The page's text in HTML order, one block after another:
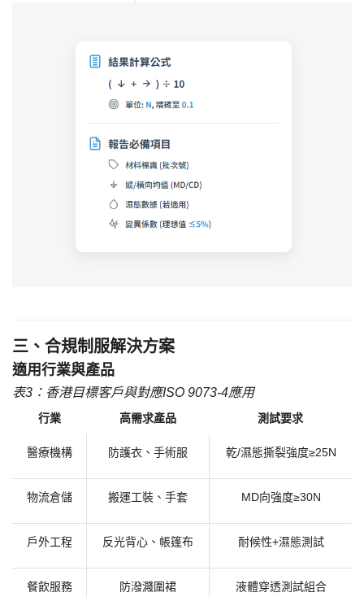
三、合規制服解決方案
​適用行業與產品​
表3：香港目標客戶與對應ISO 9073-4應用
行業 高需求產品 測試要求
醫療機構 防護衣、手術服 乾/濕態撕裂強度≥25N
物流倉儲 搬運工裝、手套 MD向強度≥30N
戶外工程 反光背心、帳篷布 耐候性+濕態測試
餐飲服務 防潑濺圍裙 液體穿透測試組合